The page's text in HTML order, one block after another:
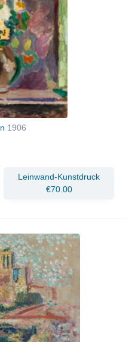
1906
Leinwand-Kunstdruck
€70.00